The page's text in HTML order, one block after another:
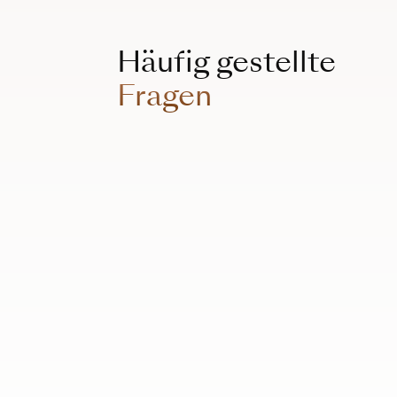
Häufig gestellte
Fragen